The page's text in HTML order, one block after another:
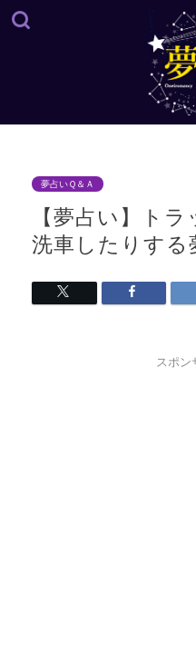
夢占いＱ＆Ａ
【夢占い】ト
洗車したりする
スポン